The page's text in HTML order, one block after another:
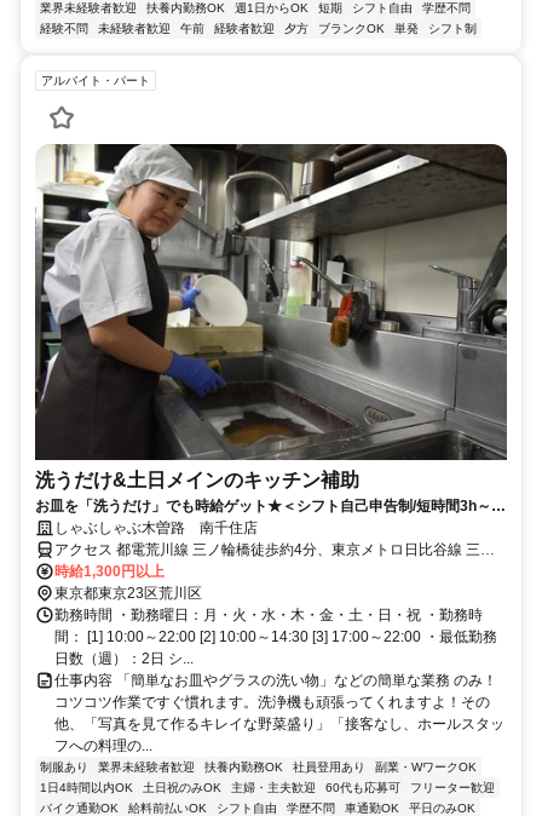
業界未経験者歓迎 扶養内勤務OK 週1日からOK 短期 シフト自由
学歴不問
経験不問
未経験者歓迎 午前 経験者歓迎 夕方 ブランクOK 単発 シフト制
アルバイト・パート
洗うだけ&土日メインのキッチン補助
お皿を「洗うだけ」でも時給ゲット★＜シフト自己申告制/短時間3h～/
週2日～＞
しゃぶしゃぶ木曽路 南千住店
アクセス 都電荒川線 三ノ輪橋徒歩約4分、東京メトロ日比谷線 三ノ
輪3番口徒歩約5分、都電荒川線 荒川一中前徒歩約7分 日比谷線「三
ノ輪駅」徒歩約5分
時給1,300円以上
東京都東京23区荒川区
勤務時間 ・勤務曜日：月・火・水・木・金・土・日・祝 ・勤務時
間： [1] 10:00～22:00 [2] 10:00～14:30 [3] 17:00～22:00 ・最低勤務
日数（週）：2日 シ...
仕事内容 「簡単なお皿やグラスの洗い物」などの簡単な業務 のみ！
コツコツ作業ですぐ慣れます。洗浄機も頑張ってくれますよ！その
他、「写真を見て作るキレイな野菜盛り」「接客なし、ホールスタッ
フへの料理の...
制服あり 業界未経験者歓迎 扶養内勤務OK 社員登用あり
副業・WワークOK
1日4時間以内OK
土日祝のみOK 主婦・主夫歓迎 60代も応募可
フリーター歓迎
バイク通勤OK
給料前払いOK シフト自由 学歴不問 車通勤OK
平日のみOK